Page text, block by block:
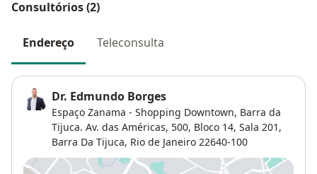
Consultórios (2)
Endereço Teleconsulta
Dr. Edmundo Borges
Espaço Zanama - Shopping Downtown, Barra da
Tijuca. Av. das Américas, 500, Bloco 14, Sala 201,
Barra Da Tijuca, Rio de Janeiro 22640-100